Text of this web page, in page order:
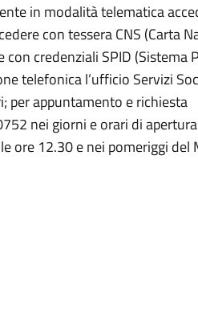
in modalità telematica
con tessera CNS (Carta
credenziali SPID (Sistema
telefonica l’ufficio Servizi
per appuntamento e richiesta
nei giorni e orari di
ore 12.30 e nei pomeriggi del